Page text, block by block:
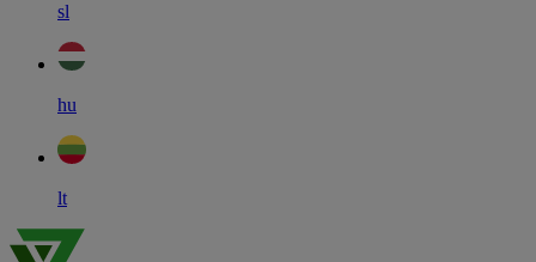
sl
hu
lt